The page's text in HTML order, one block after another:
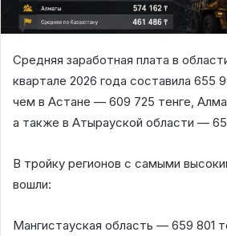
Средняя заработная плата в
квартале 2026 года составила 655
чем в Астане — 609 725 тенге,
а также в Атырауской области —
В тройку регионов с самыми
вошли:
Мангистауская область — 659 801